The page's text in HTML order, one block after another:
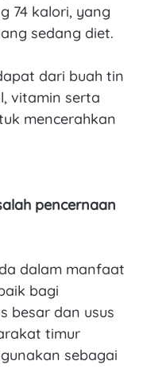
74 kalori, yang
sedang diet.
dari buah tin
vitamin serta
mencerahkan
pencernaan
dalam manfaat
bagi
besar dan usus
timur
sebagai